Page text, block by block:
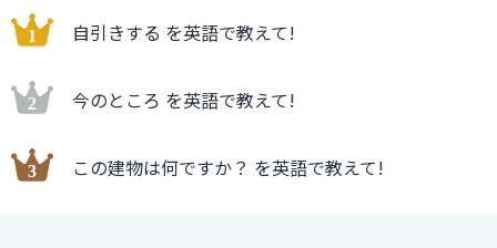
自引きする を英語で教えて!
今のところ を英語で教えて!
この建物は何ですか？ を英語で教えて!